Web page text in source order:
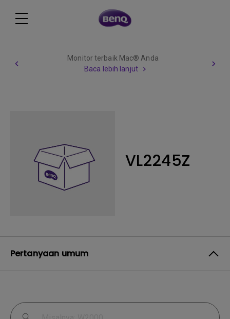
Monitor terbaik Mac® Anda
Baca lebih lanjut
VL2245Z
Pertanyaan umum